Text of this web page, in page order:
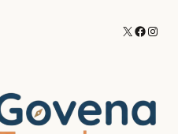
X